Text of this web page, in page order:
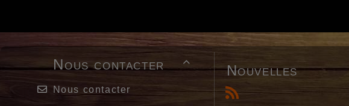

Nous contacter
Nous contacter
Nouvelles